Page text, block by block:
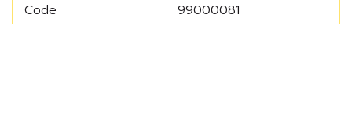
Code
99000081